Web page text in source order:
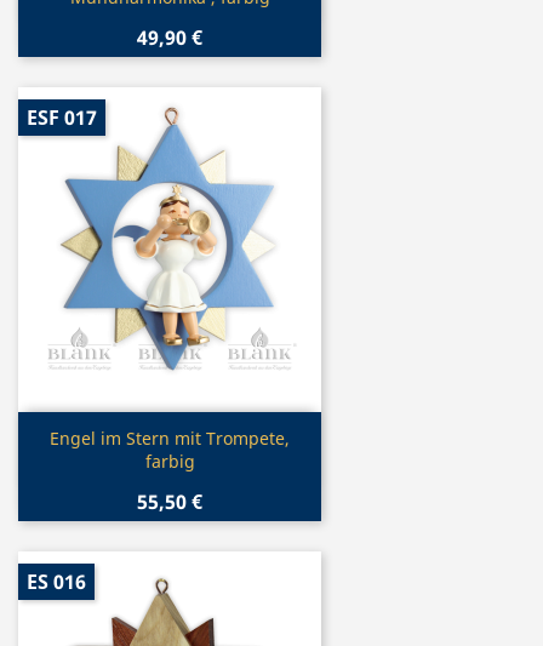
49,90 €
Vorschau
Engel im Stern mit Trompete,
farbig
55,50 €
ESF 017
ES 016